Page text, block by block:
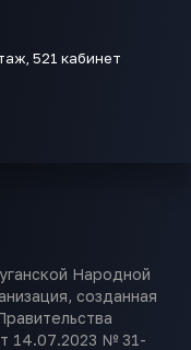
521 кабинет
Народной
созданная
14.07.2023 № 31-